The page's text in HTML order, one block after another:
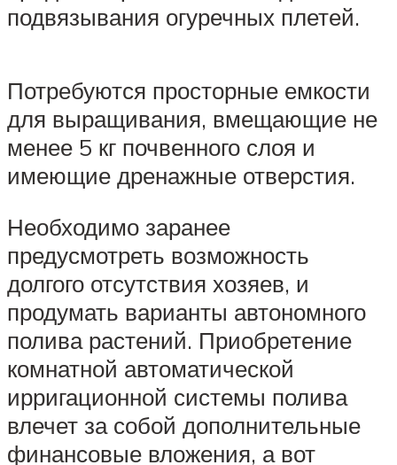
подвязывания огуречных плетей.
Потребуются просторные емкости
для выращивания, вмещающие не
менее 5 кг почвенного слоя и
имеющие дренажные отверстия.
Необходимо заранее
предусмотреть возможность
долгого отсутствия хозяев, и
продумать варианты автономного
полива растений. Приобретение
комнатной автоматической
ирригационной системы полива
влечет за собой дополнительные
финансовые вложения, а вот